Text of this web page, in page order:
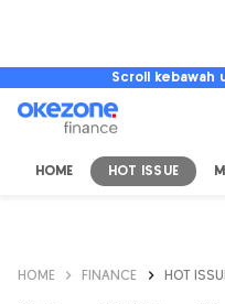
Scroll kebawah
HOME HOT ISSUE
HOME FINANCE HOT